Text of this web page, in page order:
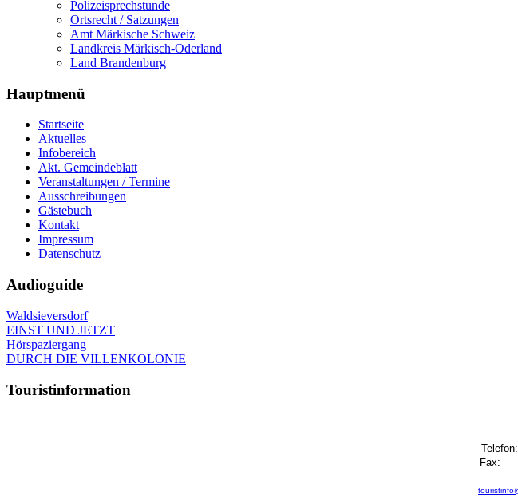
Polizeisprechstunde
Ortsrecht / Satzungen
Amt Märkische Schweiz
Landkreis Märkisch-Oderland
Land Brandenburg
Hauptmenü
Startseite
Aktuelles
Infobereich
Akt. Gemeindeblatt
Veranstaltungen / Termine
Ausschreibungen
Gästebuch
Kontakt
Impressum
Datenschutz
Audioguide
Waldsieversdorf
EINST UND JETZT
Hörspaziergang
DURCH DIE VILLENKOLONIE
Touristinformation
Fax: